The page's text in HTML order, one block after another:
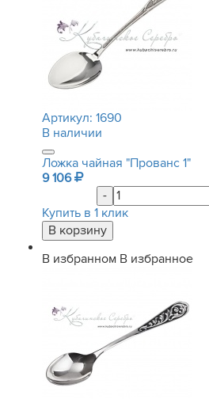
Артикул: 1690
В наличии
Ложка чайная "Прованс 1"
9 106
-
Купить в 1 клик
В избранном В избранное